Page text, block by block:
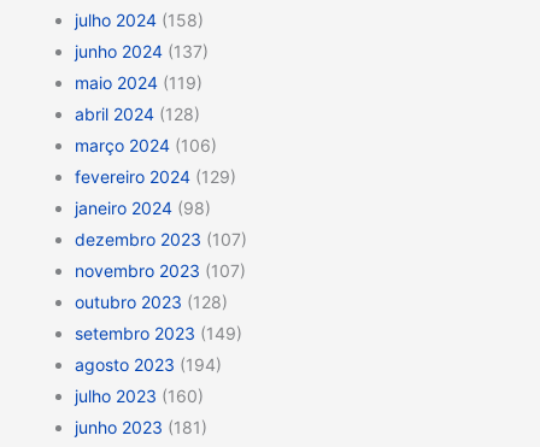
julho 2024 (158)
junho 2024 (137)
maio 2024 (119)
abril 2024 (128)
março 2024 (106)
fevereiro 2024 (129)
janeiro 2024 (98)
dezembro 2023 (107)
novembro 2023 (107)
outubro 2023 (128)
setembro 2023 (149)
agosto 2023 (194)
julho 2023 (160)
junho 2023 (181)